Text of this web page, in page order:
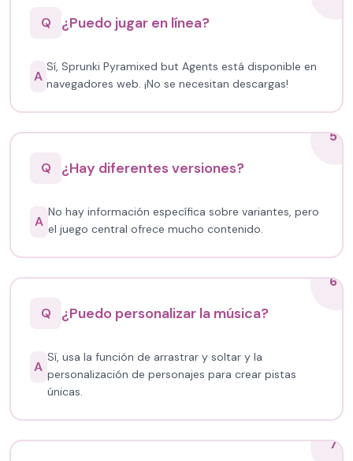
Q
¿Puedo jugar en línea?
A
Sí, Sprunki Pyramixed but Agents está disponible en
navegadores web. ¡No se necesitan descargas!
5
Q
¿Hay diferentes versiones?
A
No hay información específica sobre variantes, pero
el juego central ofrece mucho contenido.
6
Q
¿Puedo personalizar la música?
A
Sí, usa la función de arrastrar y soltar y la
personalización de personajes para crear pistas
únicas.
7